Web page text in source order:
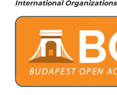
International Organizations